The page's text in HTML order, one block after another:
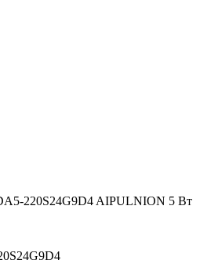
220S24G9D4 AIPULNION 5 Вт